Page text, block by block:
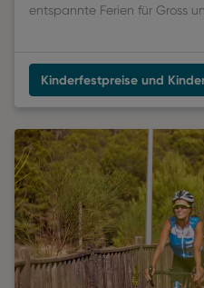
entspannte Ferien für Gross
Kinderfestpreise und